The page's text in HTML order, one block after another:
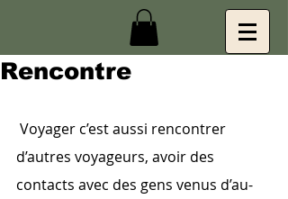
Rencontre
d’autres voyageurs, avoir des
contacts avec des gens venus d’au-